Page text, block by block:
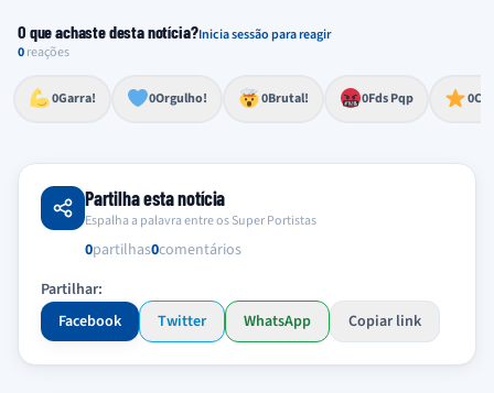
O que achaste desta notícia?Inicia sessão para reagir
0reações
0Garra!
Esforço, determinação, aprovação forte
0Orgulho!
Lealdade, amor clubístico, sentimento profundo
0Brutal!
Impressionante, chocante, de grande impacto 0Fds Pqp
Reação de desespero, raiva, frustração ou espanto extremo 0
Excelência, destaque, o melhor
Partilha esta notícia
Espalha a palavra entre os Super Portistas
0partilhas0comentários
Partilhar:
Facebook
Twitter WhatsApp Copiar link